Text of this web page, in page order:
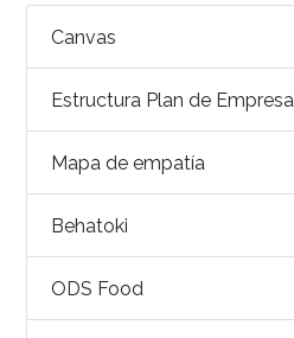
Canvas
Estructura Plan de Empresa
Mapa de empatía
Behatoki
ODS Food